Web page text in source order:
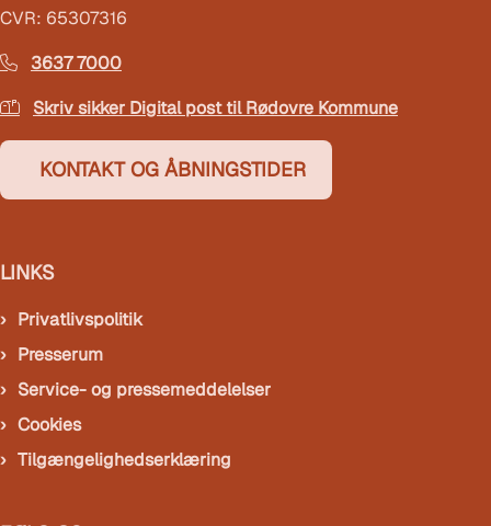
CVR: 65307316
3637 7000
Skriv sikker Digital post til Rødovre Kommune
KONTAKT OG ÅBNINGSTIDER
LINKS
Privatlivspolitik
Presserum
Service- og pressemeddelelser
Cookies
Tilgængelighedserklæring